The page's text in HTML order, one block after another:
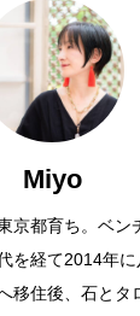
Miyo
京都育ち。ベン
を経て2014年
移住後、石とタ